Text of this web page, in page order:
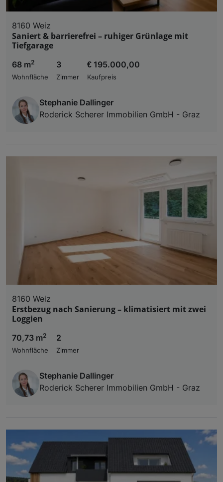
8160 Weiz
Saniert & barrierefrei – ruhiger Grünlage mit
Tiefgarage
68 m2
Wohnfläche
3
Zimmer
€ 195.000,00
Kaufpreis
Stephanie Dallinger
Roderick Scherer Immobilien GmbH - Graz
8160 Weiz
Erstbezug nach Sanierung – klimatisiert mit zwei
Loggien
70,73 m2
Wohnfläche
2
Zimmer
Stephanie Dallinger
Roderick Scherer Immobilien GmbH - Graz